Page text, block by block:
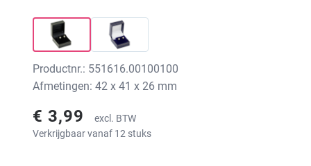
Productnr.: 551616.00100100
Afmetingen: 42 x 41 x 26 mm
€ 3,99
excl. BTW
Verkrijgbaar vanaf 12 stuks